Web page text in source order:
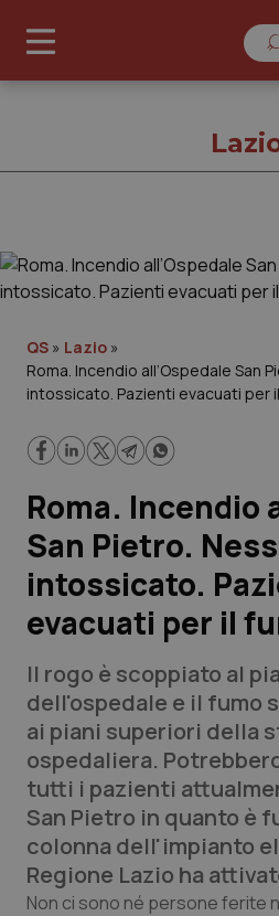
Governo e Parlamento
Regioni e Asl
Lavoro e Professioni
Scienza e Farmaci
Studi e Analisi
Lettere al direttore
Edizioni Regionali
QS Pro
Professionisti Sanitari.AI
Abruzzo
QS Pro Gold
QS » Lazio »
Roma. Incendio all’Ospedale San
intossicato. Pazienti evacuati per
Roma. Incendio
San Pietro.
intossicato.
evacuati per il
Il rogo è scoppiato al
dell'ospedale e il fumo
ai piani superiori della
ospedaliera.
tutti i pazienti
San Pietro in quanto è
colonna dell'impianto
Regione Lazio ha
Non ci sono né persone ferite